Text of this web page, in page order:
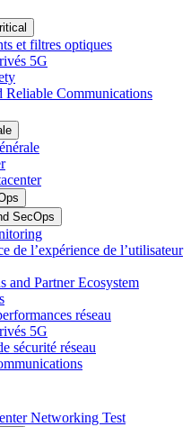
et filtres optiques
5G
Reliable Communications
SecOps
de l’expérience de l’utilisateur
and Partner Ecosystem
réseau
5G
sécurité réseau
Networking Test